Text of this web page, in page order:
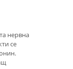
нервна
се